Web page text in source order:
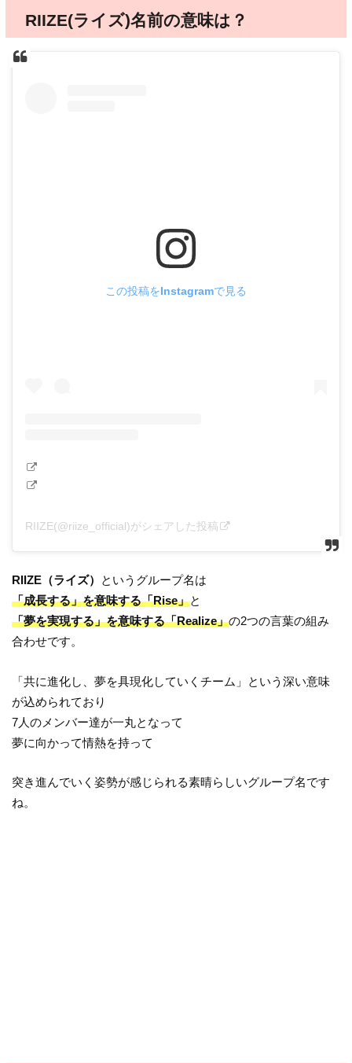
RIIZE(ライズ)名前の意味は？
この投稿をInstagramで見る
RIIZE(@riize_official)がシェアした投稿
RIIZE（ライズ）
というグループ名は
「成長する」を意味する「Rise」と
「夢を実現する」を意味する「Realize」の2つの言葉の組み
合わせです。
「共に進化し、夢を具現化していくチーム」という深い意味
が込められており
7人のメンバー達が一丸となって
夢に向かって情熱を持って
突き進んでいく姿勢が感じられる素晴らしいグループ名です
ね。